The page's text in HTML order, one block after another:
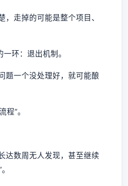
走掉的可能是整个项目、
环：退出机制。
题一个没处理好，就可能酿
”。
达数周无人发现，甚至继续